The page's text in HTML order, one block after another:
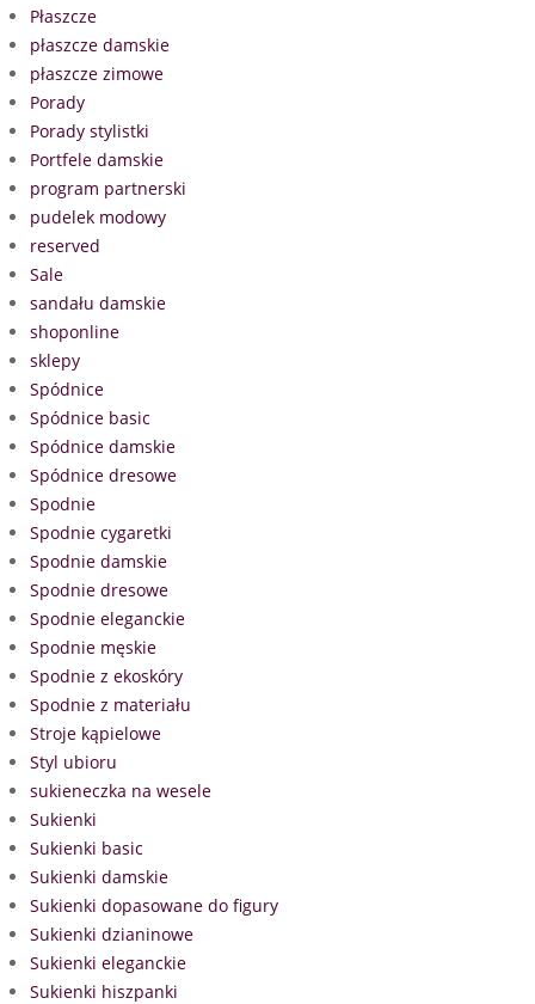
Płaszcze
płaszcze damskie
płaszcze zimowe
Porady
Porady stylistki
Portfele damskie
program partnerski
pudelek modowy
reserved
Sale
sandału damskie
shoponline
sklepy
Spódnice
Spódnice basic
Spódnice damskie
Spódnice dresowe
Spodnie
Spodnie cygaretki
Spodnie damskie
Spodnie dresowe
Spodnie eleganckie
Spodnie męskie
Spodnie z ekoskóry
Spodnie z materiału
Stroje kąpielowe
Styl ubioru
sukieneczka na wesele
Sukienki
Sukienki basic
Sukienki damskie
Sukienki dopasowane do figury
Sukienki dzianinowe
Sukienki eleganckie
Sukienki hiszpanki